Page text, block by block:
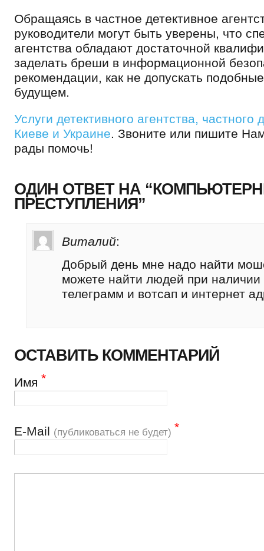
Обращаясь в частное детективное
руководители могут быть уверены, что
агентства обладают достаточной
заделать бреши в информационной
рекомендации, как не допускать
будущем.
Услуги детективного агентства, частного
Киеве и Украине. Звоните или пишите
рады помочь!
ОДИН ОТВЕТ НА
ПРЕСТУПЛЕНИЯ”
Виталий:
Добрый день мне надо найти
можете найти людей при наличии
телеграмм и вотсап и интернет
ОСТАВИТЬ КОММЕНТАРИЙ
Имя *
Е-Mail (публиковаться не будет) *